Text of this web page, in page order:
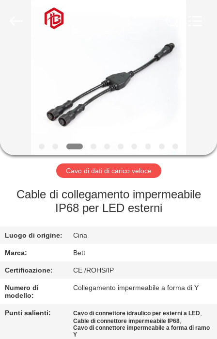
GIRO
FABBRICA
DI
QUALITÀ
MAPPA
DEL
SITO
Cavo di dati di carico veloce
Cable di collegamento impermeabile
IP68 per LED esterni
Luogo di origine: Cina
Marca: Bett
Certificazione: CE /ROHS/IP
Numero di
modello:
Collegamento impermeabile a forma di Y
Punti salienti: Cavo di connettore idraulico per esterni a LED,
Cable di connettore impermeabile IP68,
Cavo di connettore impermeabile a forma di ramo
Y